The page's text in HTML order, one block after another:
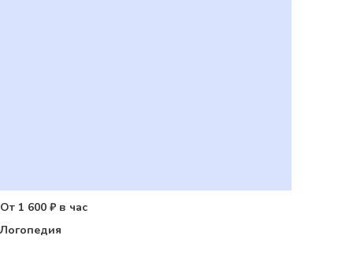
От 1 600 ₽ в час
Логопедия